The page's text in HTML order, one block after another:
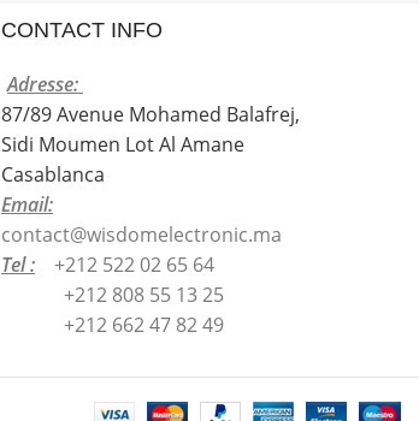
CONTACT INFO
Adresse:
87/89 Avenue Mohamed Balafrej,
Sidi Moumen Lot Al Amane
Casablanca
Email:
contact@wisdomelectronic.ma
Tel : +212 522 02 65 64
+212 808 55 13 25
+212 662 47 82 49